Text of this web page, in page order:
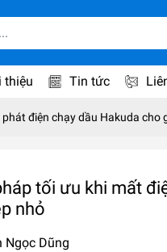
thiệu Tin tức
điện chạy dầu Hakuda cho
tối ưu khi mất
nhỏ
Ngọc Dũng